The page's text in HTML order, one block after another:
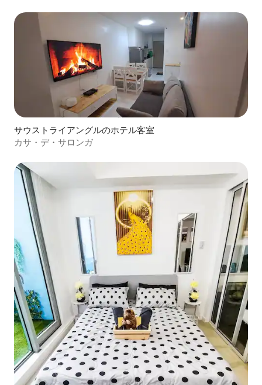
サウストライアングルのホテル客室
カサ・デ・サロンガ